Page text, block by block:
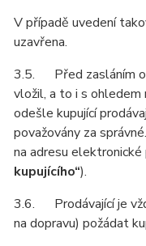
V případě uvedení
uzavřena.
3.5. Před zasláním
vložil, a to i s ohledem
odešle kupující
považovány za
na adresu
kupujícího“).
3.6. Prodávající je
na dopravu) požádat